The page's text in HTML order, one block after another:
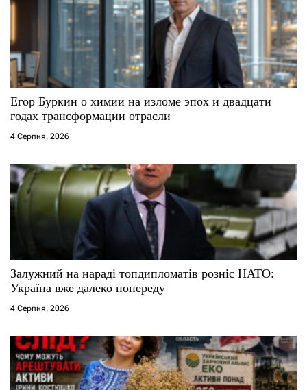
Егор Буркин о химии на изломе эпох и двадцати
годах трансформации отрасли
4 Серпня, 2026
Залужний на нараді топдипломатів розніс НАТО:
Україна вже далеко попереду
4 Серпня, 2026